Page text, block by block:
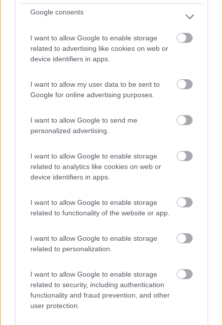
Google consents
I want to allow Google to enable storage
related to advertising like cookies on web or
device identifiers in apps.
I want to allow my user data to be sent to
Google for online advertising purposes.
I want to allow Google to send me
personalized advertising.
I want to allow Google to enable storage
related to analytics like cookies on web or
device identifiers in apps.
I want to allow Google to enable storage
related to functionality of the website or app.
I want to allow Google to enable storage
related to personalization.
I want to allow Google to enable storage
related to security, including authentication
functionality and fraud prevention, and other
user protection.
Area di sosta (AA)
6,7 23
Nel centro abitato di Lido di Fermo, con uscita pedonale
Lido di Fermo (AP) - 7.1km
Via Usodimare